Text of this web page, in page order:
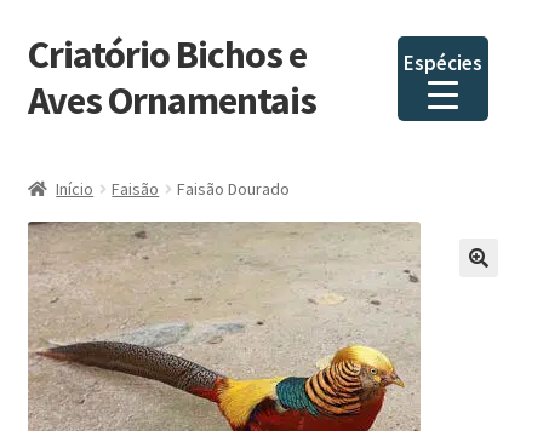
Espécies
Pular
para
navegação
Pular
para
o
Criatório Bichos e
Aves Ornamentais
Início Faisão Faisão Dourado